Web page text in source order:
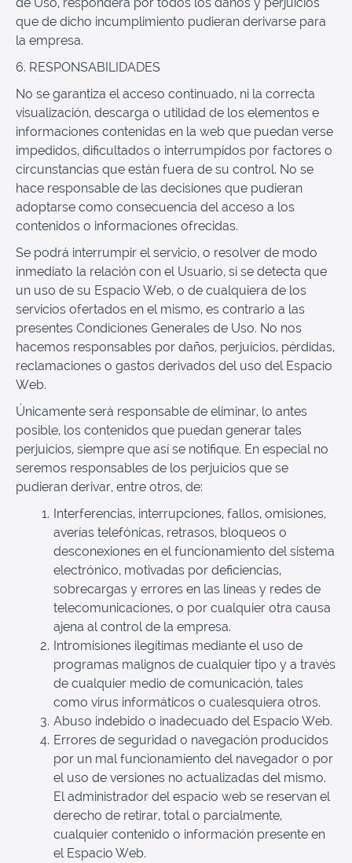
que de dicho incumplimiento pudieran derivarse para
la empresa.
6. RESPONSABILIDADES
No se garantiza el acceso continuado, ni la correcta
visualización, descarga o utilidad de los elementos e
informaciones contenidas en la web que puedan verse
impedidos, dificultados o interrumpidos por factores o
circunstancias que están fuera de su control. No se
hace responsable de las decisiones que pudieran
adoptarse como consecuencia del acceso a los
contenidos o informaciones ofrecidas.
Se podrá interrumpir el servicio, o resolver de modo
inmediato la relación con el Usuario, si se detecta que
un uso de su Espacio Web, o de cualquiera de los
servicios ofertados en el mismo, es contrario a las
presentes Condiciones Generales de Uso. No nos
hacemos responsables por daños, perjuicios, pérdidas,
reclamaciones o gastos derivados del uso del Espacio
Web.
Únicamente será responsable de eliminar, lo antes
posible, los contenidos que puedan generar tales
perjuicios, siempre que así se notifique. En especial no
seremos responsables de los perjuicios que se
pudieran derivar, entre otros, de:
Interferencias, interrupciones, fallos, omisiones,
averías telefónicas, retrasos, bloqueos o
desconexiones en el funcionamiento del sistema
electrónico, motivadas por deficiencias,
sobrecargas y errores en las líneas y redes de
telecomunicaciones, o por cualquier otra causa
ajena al control de la empresa.
Intromisiones ilegítimas mediante el uso de
programas malignos de cualquier tipo y a través
de cualquier medio de comunicación, tales
como virus informáticos o cualesquiera otros.
Abuso indebido o inadecuado del Espacio Web.
Errores de seguridad o navegación producidos
por un mal funcionamiento del navegador o por
el uso de versiones no actualizadas del mismo.
El administrador del espacio web se reservan el
derecho de retirar, total o parcialmente,
cualquier contenido o información presente en
el Espacio Web.